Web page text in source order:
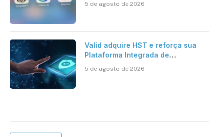
5 de agosto de 2026
Valid adquire HST e reforça sua
Plataforma Integrada de
5 de agosto de 2026